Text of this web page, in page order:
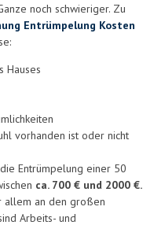
noch schwieriger. Zu
Entrümpelung Kosten
Hauses
vorhanden ist oder nicht
Entrümpelung einer 50
ca. 700 € und 2000 €.
allem an den großen
Arbeits- und